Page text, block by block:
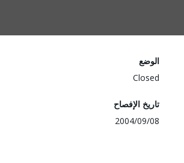
الوضع
Closed
تاريخ الإفصاح
2004/09/08